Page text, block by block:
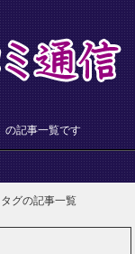
の記事一覧です
タグの記事一覧